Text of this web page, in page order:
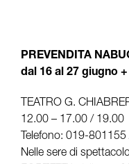
PREVENDITA
dal 16 al 27 giugno
TEATRO G.
12.00 – 17.00 / 19.00
Telefono: 019-
Nelle sere di